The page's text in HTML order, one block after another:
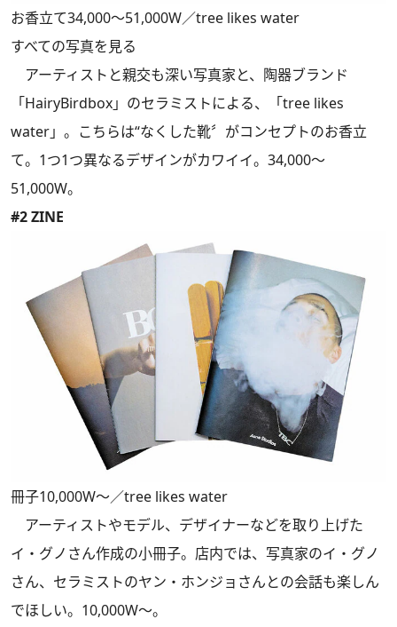
お香立て34,000～51,000W／tree likes water
すべての写真を見る
アーティストと親交も深い写真家と、陶器ブランド
「HairyBirdbox」のセラミストによる、「tree likes
water」。こちらは“なくした靴〞がコンセプトのお香立
て。1つ1つ異なるデザインがカワイイ。34,000～
51,000W。
#2 ZINE
冊子10,000W～／tree likes water
アーティストやモデル、デザイナーなどを取り上げた
イ・グノさん作成の小冊子。店内では、写真家のイ・グノ
さん、セラミストのヤン・ホンジョさんとの会話も楽しん
でほしい。10,000W～。